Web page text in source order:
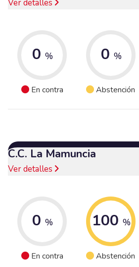
Ver detalles
0 %
En contra
0 %
Abstención
C.C. La Mamuncia
Ver detalles
0 %
En contra
100 %
Abstención